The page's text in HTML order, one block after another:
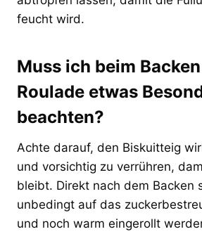
feucht wird.
Muss ich beim
Roulade etwas
beachten?
Achte darauf, den Biskuitteig
und vorsichtig zu verrühren,
bleibt. Direkt nach dem Backen
unbedingt auf das
und noch warm eingerollt